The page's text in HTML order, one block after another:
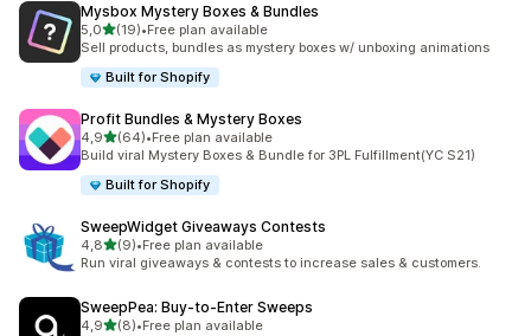
Mysbox Mystery Boxes & Bundles
5,0z 5 hvězd
(19)
Celkový počet recenzí: 19
•Free plan available
Sell products, bundles as mystery boxes w/ unboxing animations
Built for Shopify
Profit Bundles & Mystery Boxes
4,9z 5 hvězd
(64)
Celkový počet recenzí: 64
•Free plan available
Build viral Mystery Boxes & Bundle for 3PL Fulfillment(YC S21)
Built for Shopify
SweepWidget Giveaways Contests
4,8z 5 hvězd
(9)
Celkový počet recenzí: 9
•Free plan available
Run viral giveaways & contests to increase sales & customers.
SweepPea: Buy‑to‑Enter Sweeps
4,9z 5 hvězd
(8)
Celkový počet recenzí: 8
•Free plan available